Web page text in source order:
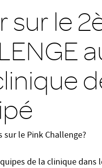
sur le
sur le Pink Challenge?
de la clinique